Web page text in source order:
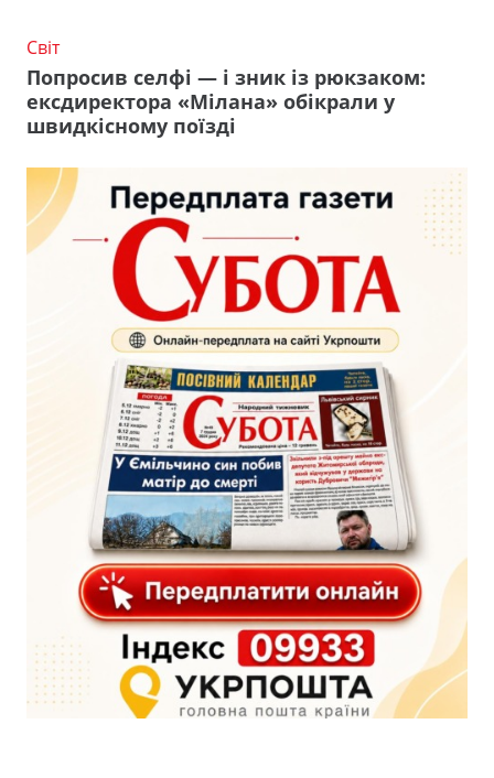
Світ
Попросив селфі — і зник із рюкзаком:
ексдиректора «Мілана» обікрали у
швидкісному поїзді